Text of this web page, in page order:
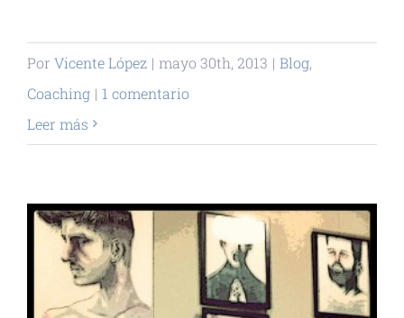
Por Vicente López | mayo 30th, 2013 | Blog,
Coaching | 1 comentario
Leer más